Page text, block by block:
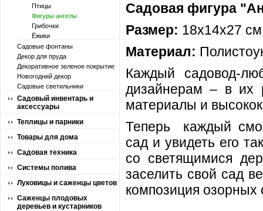
Птицы
Фигуры ангелы
Грибочки
Ёжики
Садовые фонтаны
Декор для пруда
Декоративное зеленое покрытие
Новогодний декор
Садовые светильники
Садовый инвентарь и
аксессуары
Теплицы и парники
Товары для дома
Садовая техника
Системы полива
Луковицы и саженцы цветов
Саженцы плодовых
деревьев и кустарников
Садовая фигура
Размер: 18х14х27 см
Материал:
Каждый садовод-
дизайнерам – в их
материалы и
Теперь каждый
сад и увидеть его
со светящимися
заселить свой сад
композиция озорных